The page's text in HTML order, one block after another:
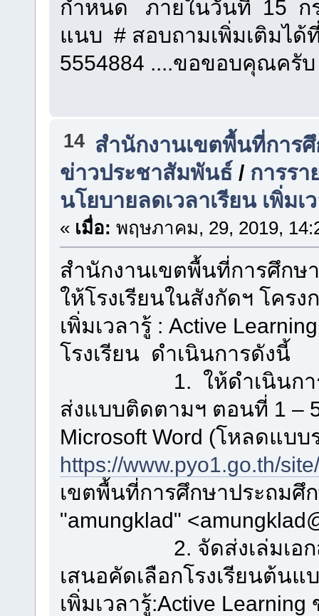
กำหนด ภายในวันที่ 15 ก
แนบ # สอบถามเพิ่มเติมไ
5554884 ....ขอขอบคุณครับ
14 สำนักงานเขตพื้นที่การ
ข่าวประชาสัมพันธ์ / การร
นโยบายลดเวลาเรียน เพิ่ม
« เมื่อ: พฤษภาคม, 29, 2019,
สำนักงานเขตพื้นที่การศึกษ
ให้โรงเรียนในสังกัดฯ โคร
เพิ่มเวลารู้ : Active
โรงเรียน ดำเนินการดังนี้
1. ให้ดำเนินการรา
ส่งแบบติดตามฯ ตอนที่ 1 –
Microsoft Word (โหลดแบบ
https://www.pyo1.go.th/site/
เขตพื้นที่การศึกษาประถมศึ
"amungklad"
2. จัดส่งเล่มเอกสาร
เสนอคัดเลือกโรงเรี
เพิ่มเวลารู้:Active